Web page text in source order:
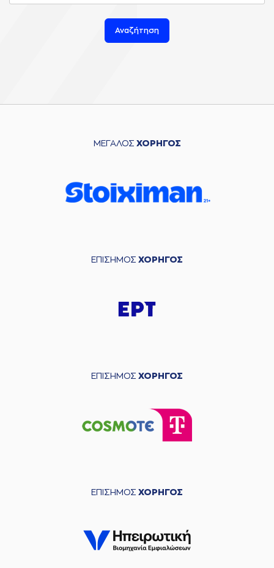
Αναζήτηση
ΜΕΓΑΛΟΣ ΧΟΡΗΓΟΣ
ΕΠΙΣΗΜΟΣ ΧΟΡΗΓΟΣ
ΕΠΙΣΗΜΟΣ ΧΟΡΗΓΟΣ
ΕΠΙΣΗΜΟΣ ΧΟΡΗΓΟΣ